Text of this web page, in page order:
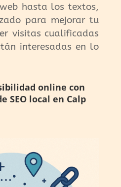
hasta los textos,
para mejorar tu
visitas cualificadas
interesadas en lo
online con
SEO local en Calp